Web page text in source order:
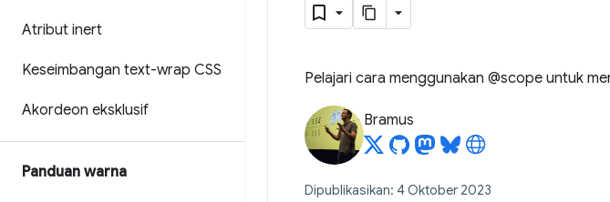
Atribut inert
Keseimbangan text-wrap CSS
Akordeon eksklusif
Panduan warna
Pelajari cara menggunakan @scope untuk
Bramus
Dipublikasikan: 4 Oktober 2023